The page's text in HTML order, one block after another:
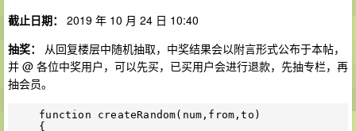
截止日期：
2019 年 10 月 24 日 10:40
抽奖：
从回复楼层中随机抽取，中奖结果会以附言形式公布于本帖，
并 @ 各位中奖用户，可以先买，已买用户会进行退款，先抽专栏，再
抽会员。